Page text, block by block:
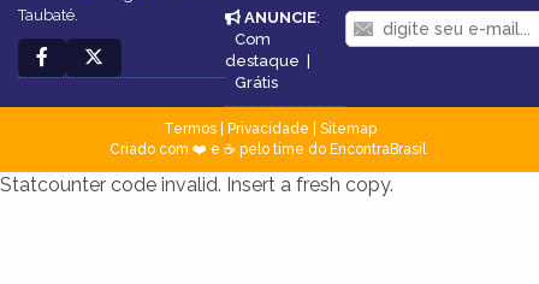
Taubaté.
ANUNCIE:
Com
destaque |
Grátis
Termos| Privacidade
Sitemap
Criado com ❤️ e ☕ pelo time do EncontraBrasil
Statcounter code invalid. Insert a fresh copy.